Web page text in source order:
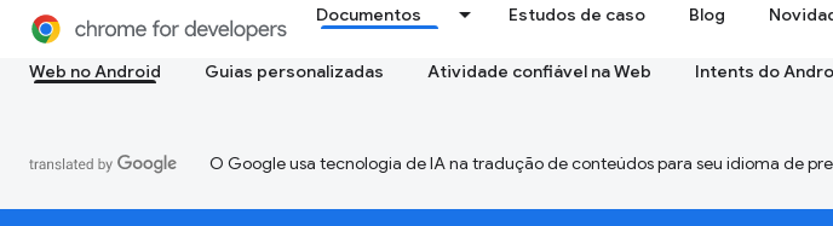
Documentos Estudos de caso Blog
Web no Android
Guias personalizadas Atividade confiável na Web Intents do
O Google usa tecnologia de IA na tradução de conteúdos para seu idioma de